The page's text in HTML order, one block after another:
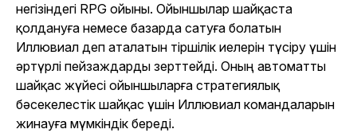
негізіндегі RPG ойыны. Ойыншылар шайқаста
қолдануға немесе базарда сатуға болатын
Иллювиал деп аталатын тіршілік иелерін түсіру үшін
әртүрлі пейзаждарды зерттейді. Оның автоматты
шайқас жүйесі ойыншыларға стратегиялық
бәсекелестік шайқас үшін Иллювиал командаларын
жинауға мүмкіндік береді.